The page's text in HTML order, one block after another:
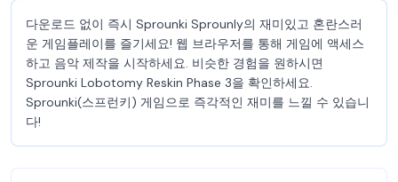
다운로드 없이 즉시 Sprounki Sprounly의 재미있고 혼란스러
운 게임플레이를 즐기세요! 웹 브라우저를 통해 게임에 액세스
하고 음악 제작을 시작하세요. 비슷한 경험을 원하시면
Sprounki Lobotomy Reskin Phase 3을 확인하세요.
Sprounki(스프런키) 게임으로 즉각적인 재미를 느낄 수 있습니
다!